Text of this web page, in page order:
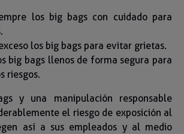
los big bags con cuidado para
los big bags para evitar grietas.
big bags llenos de forma segura para
riesgos.
y una manipulación responsable
el riesgo de exposición al
así a sus empleados y al medio